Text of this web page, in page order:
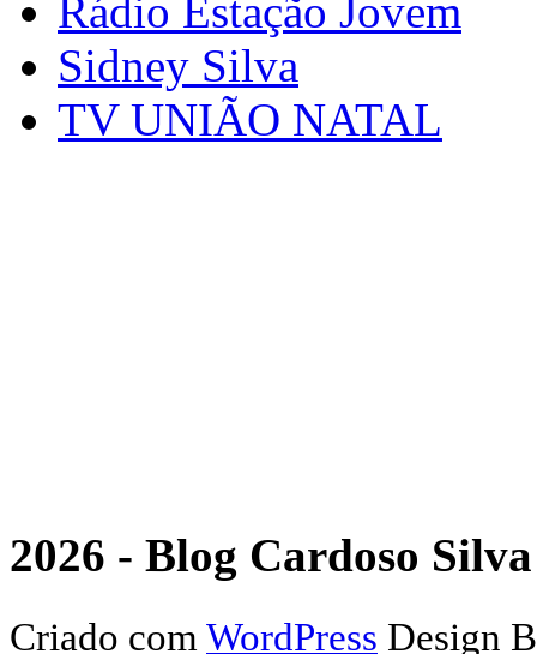
Rádio Estação Jovem
Sidney Silva
TV UNIÃO NATAL
2026 - Blog Cardoso
Criado com WordPress Design